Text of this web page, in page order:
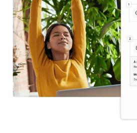
Je n'ai encore jamais utilisé de CRM